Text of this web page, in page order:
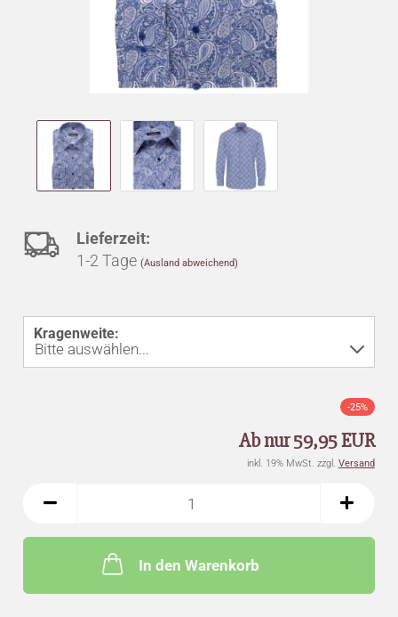
Auf
den
Lieferzeit:
1-2 Tage(Ausland abweichend)
Kragenweite:
-25%
Ab nur 59,95 EUR
inkl. 19% MwSt. zzgl. Versand
In den Warenkorb